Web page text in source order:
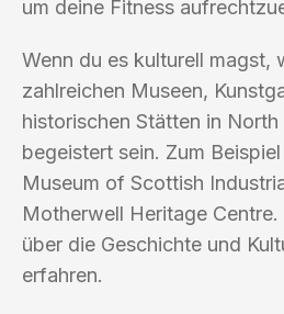
um deine Fitness
Wenn du es kulturell magst,
zahlreichen Museen,
historischen Stätten in
begeistert sein. Zum
Museum of Scottish
Motherwell Heritage
über die Geschichte und
erfahren.